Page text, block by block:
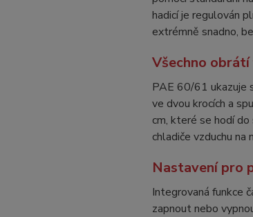
hadicí je regulován
extrémně snadno,
Všechno
PAE 60/61 ukazuje
ve dvou krocích a
cm, které se hodí
chladiče vzduchu na
Nastavení pro
Integrovaná funkce
zapnout nebo